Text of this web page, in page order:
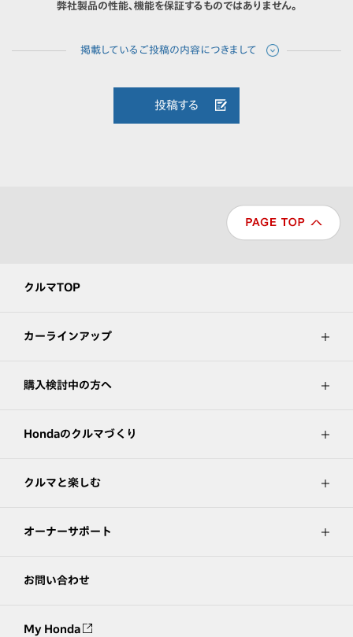
弊社製品の性能、機能を保証するものではありません。
投稿する
クルマTOP
カーラインアップ
購入検討中の方へ
Hondaのクルマづくり
クルマと楽しむ
オーナーサポート
お問い合わせ
My Honda